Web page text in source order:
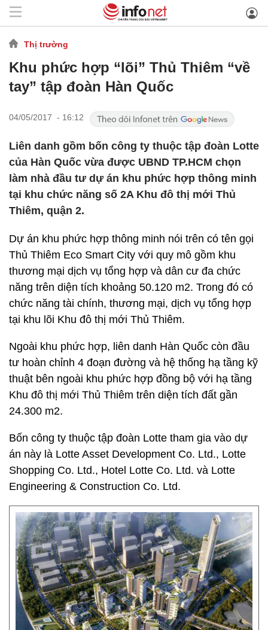
Thị trường
Khu phức hợp “lõi” Thủ Thiêm “về
tay” tập đoàn Hàn Quốc
04/05/2017 - 16:12
Liên danh gồm bốn công ty thuộc tập đoàn Lotte
của Hàn Quốc vừa được UBND TP.HCM chọn
làm nhà đầu tư dự án khu phức hợp thông minh
tại khu chức năng số 2A Khu đô thị mới Thủ
Thiêm, quận 2.
Dự án khu phức hợp thông minh nói trên có tên gọi
Thủ Thiêm Eco Smart City với quy mô gồm khu
thương mại dịch vụ tổng hợp và dân cư đa chức
năng trên diện tích khoảng 50.120 m2. Trong đó có
chức năng tài chính, thương mại, dịch vụ tổng hợp
tại khu lõi Khu đô thị mới Thủ Thiêm.
Ngoài khu phức hợp, liên danh Hàn Quốc còn đầu
tư hoàn chỉnh 4 đoạn đường và hệ thống hạ tầng kỹ
thuật bên ngoài khu phức hợp đồng bộ với hạ tầng
Khu đô thị mới Thủ Thiêm trên diện tích đất gần
24.300 m2.
Bốn công ty thuộc tập đoàn Lotte tham gia vào dự
án này là Lotte Asset Development Co. Ltd., Lotte
Shopping Co. Ltd., Hotel Lotte Co. Ltd. và Lotte
Engineering & Construction Co. Ltd.